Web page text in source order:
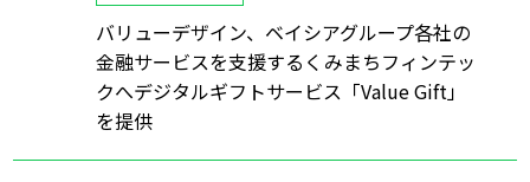
バリューデザイン、ベイシアグループ各社の
金融サービスを支援するくみまちフィンテッ
クへデジタルギフトサービス「Value Gift」
を提供